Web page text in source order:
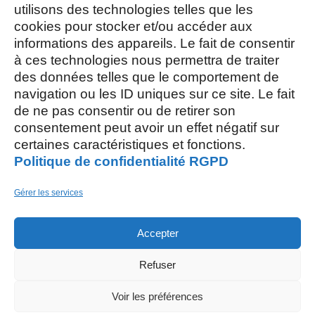
utilisons des technologies telles que les
cookies pour stocker et/ou accéder aux
informations des appareils. Le fait de consentir
à ces technologies nous permettra de traiter
des données telles que le comportement de
navigation ou les ID uniques sur ce site. Le fait
de ne pas consentir ou de retirer son
consentement peut avoir un effet négatif sur
certaines caractéristiques et fonctions.
Politique de confidentialité RGPD
Gérer les services
Accepter
Refuser
Voir les préférences
Mercredi et Samedi : 8h- 12h
AOÛT, 2026
03
M
Restaurant scolaire, 5 rue des Champs